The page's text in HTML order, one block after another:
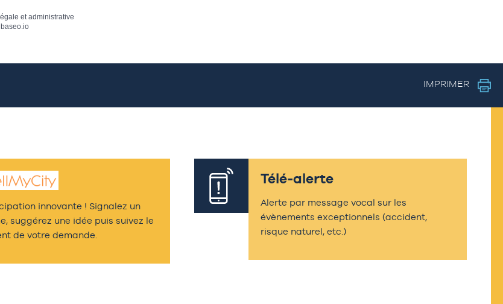
et administrative
baseo.io
IMPRIMER
innovante ! Signalez un
suggérez une idée puis suivez le
de votre demande.
Télé-alerte
Alerte par message vocal sur les
évènements exceptionnels (accident,
risque naturel, etc.)